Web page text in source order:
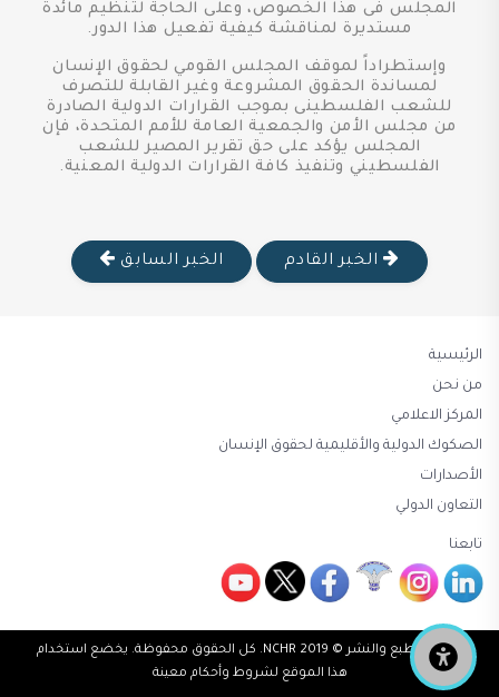
المجلس فى هذا الخصوص، وعلى الحاجة لتنظيم مائدة
مستديرة لمناقشة كيفية تفعيل هذا الدور.
وإستطراداً لموقف المجلس القومي لحقوق الإنسان
لمساندة الحقوق المشروعة وغير القابلة للتصرف
للشعب الفلسطينى بموجب القرارات الدولية الصادرة
من مجلس الأمن والجمعية العامة للأمم المتحدة، فإن
المجلس يؤكد على حق تقرير المصير للشعب
الفلسطيني وتنفيذ كافة القرارات الدولية المعنية.
الخبر القادم الخبر السابق
الرئيسية
من نحن
المركز الاعلامي
الصكوك الدولية والأقليمية لحقوق الإنسان
الأصدارات
التعاون الدولي
تابعنا
حقوق الطبع والنشر © 2019 NCHR. كل الحقوق محفوظة. يخضع استخدام
هذا الموقع لشروط وأحكام معينة